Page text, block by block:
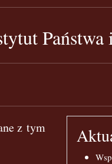
Państwa
z tym